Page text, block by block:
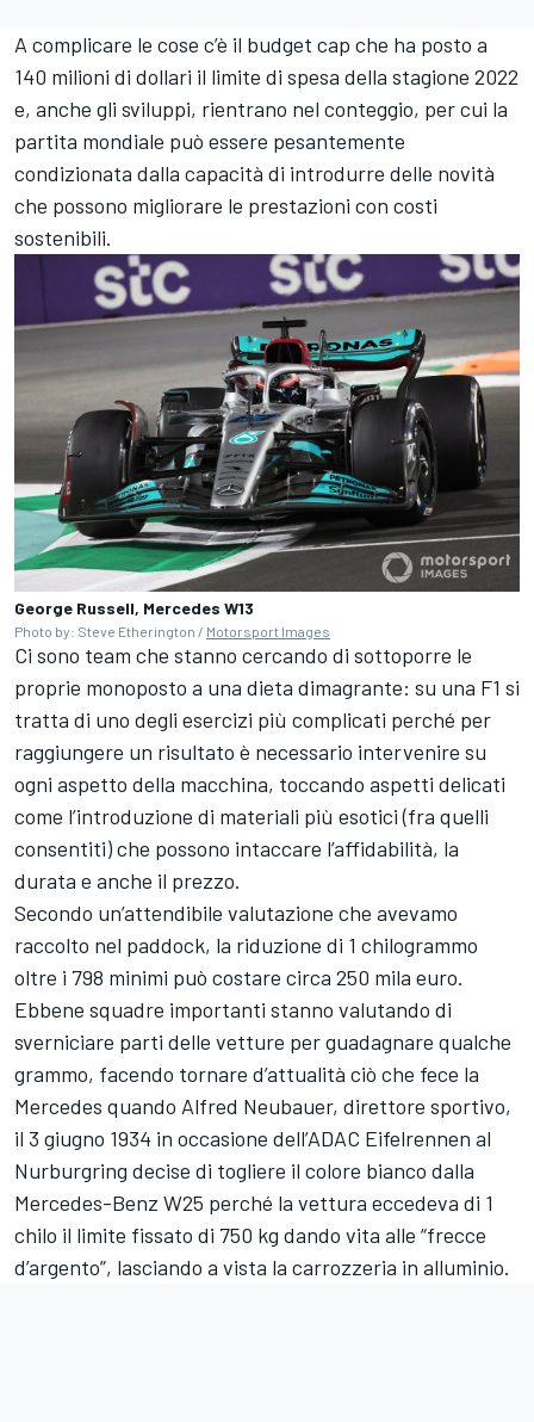
A complicare le cose c’è il budget cap che ha posto a
140 milioni di dollari il limite di spesa della stagione 2022
e, anche gli sviluppi, rientrano nel conteggio, per cui la
partita mondiale può essere pesantemente
condizionata dalla capacità di introdurre delle novità
che possono migliorare le prestazioni con costi
sostenibili.
George Russell, Mercedes W13
Photo by: Steve Etherington / Motorsport Images
Ci sono team che stanno cercando di sottoporre le
proprie monoposto a una dieta dimagrante: su una F1 si
tratta di uno degli esercizi più complicati perché per
raggiungere un risultato è necessario intervenire su
ogni aspetto della macchina, toccando aspetti delicati
come l’introduzione di materiali più esotici (fra quelli
consentiti) che possono intaccare l’affidabilità, la
durata e anche il prezzo.
Secondo un’attendibile valutazione che avevamo
raccolto nel paddock, la riduzione di 1 chilogrammo
oltre i 798 minimi può costare circa 250 mila euro.
Ebbene squadre importanti stanno valutando di
sverniciare parti delle vetture per guadagnare qualche
grammo, facendo tornare d’attualità ciò che fece la
Mercedes quando Alfred Neubauer, direttore sportivo,
il 3 giugno 1934 in occasione dell’ADAC Eifelrennen al
Nurburgring decise di togliere il colore bianco dalla
Mercedes-Benz W25 perché la vettura eccedeva di 1
chilo il limite fissato di 750 kg dando vita alle “frecce
d’argento”, lasciando a vista la carrozzeria in alluminio.